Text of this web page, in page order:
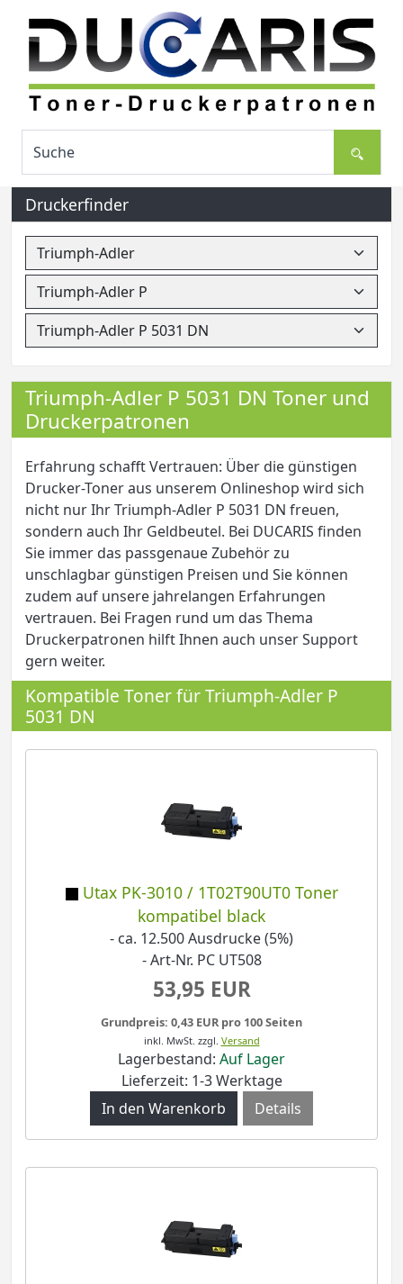
Druckerfinder
Triumph-Adler P 5031 DN Toner und
Druckerpatronen
Erfahrung schafft Vertrauen: Über die günstigen
Drucker-Toner aus unserem Onlineshop wird sich
nicht nur Ihr Triumph-Adler P 5031 DN freuen,
sondern auch Ihr Geldbeutel. Bei DUCARIS finden
Sie immer das passgenaue Zubehör zu
unschlagbar günstigen Preisen und Sie können
zudem auf unsere jahrelangen Erfahrungen
vertrauen. Bei Fragen rund um das Thema
Druckerpatronen hilft Ihnen auch unser Support
gern weiter.
Kompatible Toner für Triumph-Adler P
5031 DN
Utax PK-3010 / 1T02T90UT0 Toner
kompatibel black
- ca. 12.500 Ausdrucke (5%)
- Art-Nr. PC UT508
53,95 EUR
Grundpreis: 0,43 EUR pro 100 Seiten
inkl. MwSt. zzgl. Versand
Lagerbestand: Auf Lager
Lieferzeit: 1-3 Werktage
Details